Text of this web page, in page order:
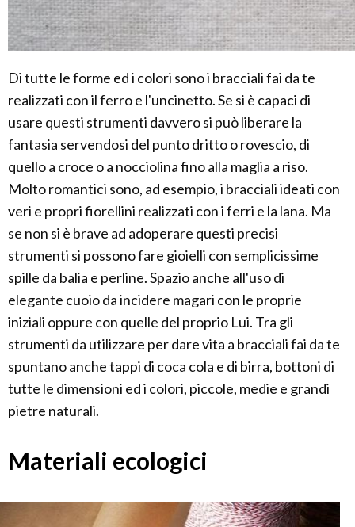
Di tutte le forme ed i colori sono i bracciali fai da te
realizzati con il ferro e l'uncinetto. Se si è capaci di
usare questi strumenti davvero si può liberare la
fantasia servendosi del punto dritto o rovescio, di
quello a croce o a nocciolina fino alla maglia a riso.
Molto romantici sono, ad esempio, i bracciali ideati con
veri e propri fiorellini realizzati con i ferri e la lana. Ma
se non si è brave ad adoperare questi precisi
strumenti si possono fare gioielli con semplicissime
spille da balia e perline. Spazio anche all'uso di
elegante cuoio da incidere magari con le proprie
iniziali oppure con quelle del proprio Lui. Tra gli
strumenti da utilizzare per dare vita a bracciali fai da te
spuntano anche tappi di coca cola e di birra, bottoni di
tutte le dimensioni ed i colori, piccole, medie e grandi
pietre naturali.
Materiali ecologici